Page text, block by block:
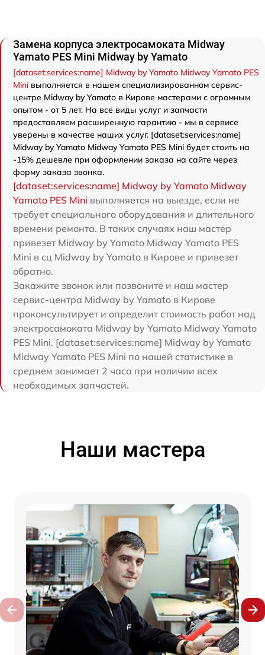
Замена корпуса электросамоката Midway
Yamato PES Mini Midway by Yamato
[dataset:services:name] Midway by Yamato Midway Yamato PES
Mini выполняется в нашем специализированном сервис-
центре Midway by Yamato в Кирове мастерами с огромным
опытом - от 5 лет. На все виды услуг и запчасти
предоставляем расширенную гарантию - мы в сервисе
уверены в качестве наших услуг. [dataset:services:name]
Midway by Yamato Midway Yamato PES Mini будет стоить на
-15% дешевле при оформлении заказа на сайте через
форму заказа звонка.
[dataset:services:name] Midway by Yamato Midway
Yamato PES Mini выполняется на выезде, если не
требует специального оборудования и длительного
времени ремонта. В таких случаях наш мастер
привезет Midway by Yamato Midway Yamato PES
Mini в сц Midway by Yamato в Кирове и привезет
обратно.
Закажите звонок или позвоните и наш мастер
сервис-центра Midway by Yamato в Кирове
проконсультирует и определит стоимость работ над
электросамоката Midway by Yamato Midway Yamato
PES Mini. [dataset:services:name] Midway by Yamato
Midway Yamato PES Mini по нашей статистике в
среднем занимает 2 часа при наличии всех
необходимых запчастей.
Наши мастера